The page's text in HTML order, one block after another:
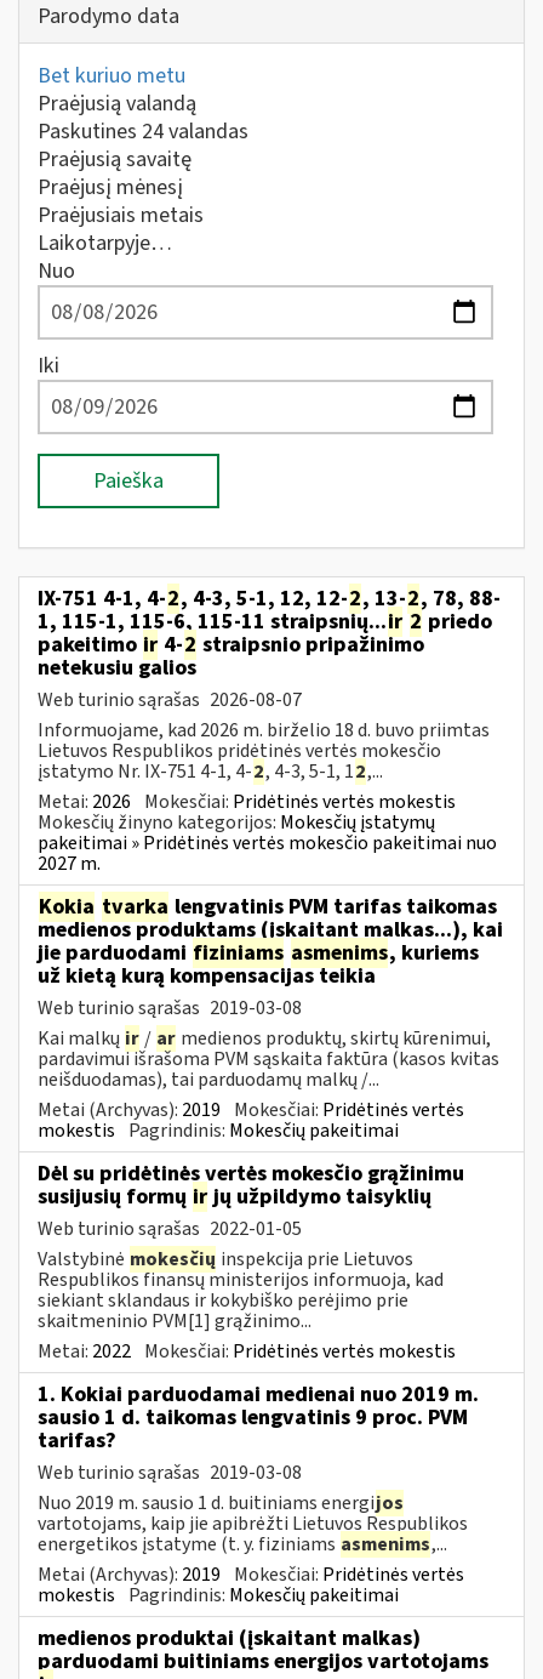
Parodymo data
Bet kuriuo metu
Praėjusią valandą
Paskutines 24 valandas
Praėjusią savaitę
Praėjusį mėnesį
Praėjusiais metais
Laikotarpyje…
Nuo
Iki
Paieška
IX-751 4-1, 4-2, 4-3, 5-1, 12, 12-2, 13-2, 78, 88-
1, 115-1, 115-6, 115-11 straipsnių...ir 2 priedo
pakeitimo ir 4-2 straipsnio pripažinimo
netekusiu galios
Web turinio sąrašas 2026-08-07
Informuojame, kad 2026 m. birželio 18 d. buvo priimtas
Lietuvos Respublikos pridėtinės vertės mokesčio
įstatymo Nr. IX-751 4-1, 4-2, 4-3, 5-1, 12,...
Metai: 2026 Mokesčiai: Pridėtinės vertės mokestis
Mokesčių žinyno kategorijos: Mokesčių įstatymų
pakeitimai » Pridėtinės vertės mokesčio pakeitimai nuo
2027 m.
Kokia tvarka lengvatinis PVM tarifas taikomas
medienos produktams (įskaitant malkas...), kai
jie parduodami fiziniams asmenims, kuriems
už kietą kurą kompensacijas teikia
Web turinio sąrašas 2019-03-08
Kai malkų ir / ar medienos produktų, skirtų kūrenimui,
pardavimui išrašoma PVM sąskaita faktūra (kasos kvitas
neišduodamas), tai parduodamų malkų /...
Metai (Archyvas): 2019 Mokesčiai: Pridėtinės vertės
mokestis Pagrindinis: Mokesčių pakeitimai
Dėl su pridėtinės vertės mokesčio grąžinimu
susijusių formų irjų užpildymo taisyklių
Web turinio sąrašas 2022-01-05
Valstybinė mokesčių inspekcija prie Lietuvos
Respublikos finansų ministerijos informuoja, kad
siekiant sklandaus ir kokybiško perėjimo prie
skaitmeninio PVM[1] grąžinimo...
Metai: 2022 Mokesčiai: Pridėtinės vertės mokestis
1. Kokiai parduodamai medienai nuo 2019 m.
sausio 1 d. taikomas lengvatinis 9 proc. PVM
tarifas?
Web turinio sąrašas 2019-03-08
Nuo 2019 m. sausio 1 d. buitiniams energijos
vartotojams, kaip jie apibrėžti Lietuvos Respublikos
energetikos įstatyme (t. y. fiziniams asmenims,...
Metai (Archyvas): 2019 Mokesčiai: Pridėtinės vertės
mokestis Pagrindinis: Mokesčių pakeitimai
medienos produktai (įskaitant malkas)
parduodami buitiniams energijos vartotojams